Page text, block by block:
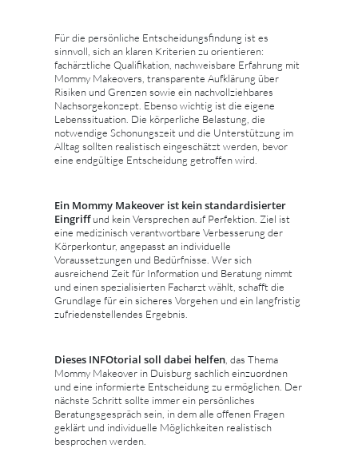
Für die persönliche Entscheidungsfindung ist es
sinnvoll, sich an klaren Kriterien zu orientieren:
fachärztliche Qualifikation, nachweisbare Erfahrung mit
Mommy Makeovers, transparente Aufklärung über
Risiken und Grenzen sowie ein nachvollziehbares
Nachsorgekonzept. Ebenso wichtig ist die eigene
Lebenssituation. Die körperliche Belastung, die
notwendige Schonungszeit und die Unterstützung im
Alltag sollten realistisch eingeschätzt werden, bevor
eine endgültige Entscheidung getroffen wird.
Ein Mommy Makeover ist kein standardisierter
Eingriffund kein Versprechen auf Perfektion. Ziel ist
eine medizinisch verantwortbare Verbesserung der
Körperkontur, angepasst an individuelle
Voraussetzungen und Bedürfnisse. Wer sich
ausreichend Zeit für Information und Beratung nimmt
und einen spezialisierten Facharzt wählt, schafft die
Grundlage für ein sicheres Vorgehen und ein langfristig
zufriedenstellendes Ergebnis.
Dieses INFOtorial soll dabei helfen, das Thema
Mommy Makeover in Duisburg sachlich einzuordnen
und eine informierte Entscheidung zu ermöglichen. Der
nächste Schritt sollte immer ein persönliches
Beratungsgespräch sein, in dem alle offenen Fragen
geklärt und individuelle Möglichkeiten realistisch
besprochen werden.